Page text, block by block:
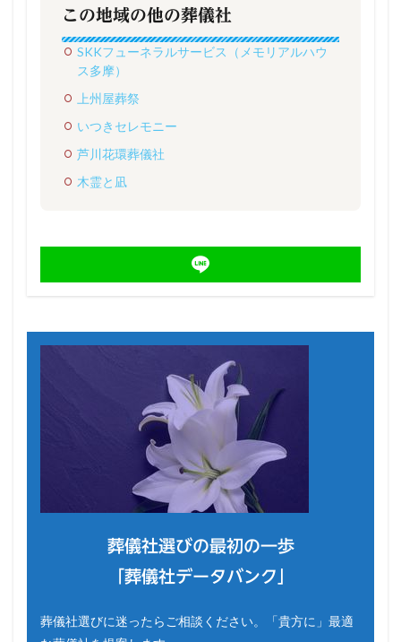
この地域の他の葬儀社
SKKフューネラルサービス（メモリアルハウ
ス多摩）
上州屋葬祭
いつきセレモニー
芦川花環葬儀社
木霊と凪
葬儀社選びの最初の一歩
「葬儀社データバンク」
葬儀社選びに迷ったらご相談ください。「貴方に」最適